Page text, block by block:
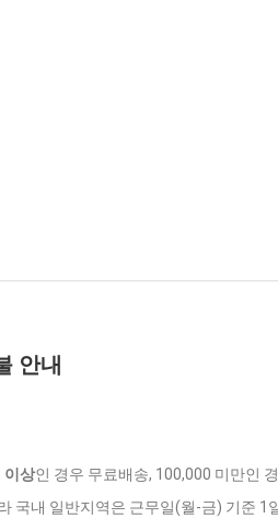
안내
이상인 경우 무료배송, 100,000 미만인
국내 일반지역은 근무일(월-금) 기준